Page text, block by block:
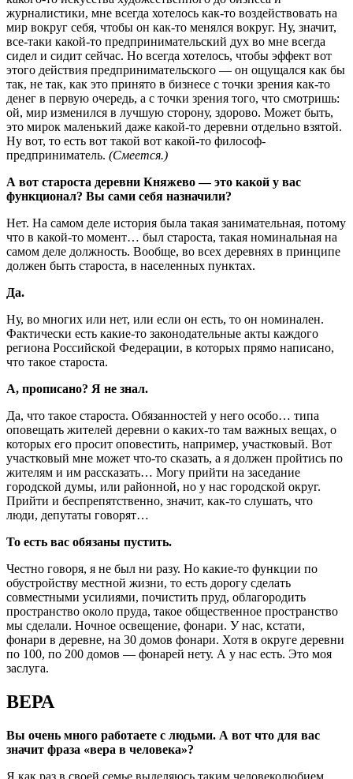
журналистики, мне всегда хотелось как-то воздействовать на
мир вокруг себя, чтобы он как-то менялся вокруг. Ну, значит,
все-таки какой-то предпринимательский дух во мне всегда
сидел и сидит сейчас. Но всегда хотелось, чтобы эффект вот
этого действия предпринимательского — он ощущался как бы
так, не так, как это принято в бизнесе с точки зрения как-то
денег в первую очередь, а с точки зрения того, что смотришь:
ой, мир изменился в лучшую сторону, здорово. Может быть,
это мирок маленький даже какой-то деревни отдельно взятой.
Ну вот, то есть вот такой вот какой-то философ-
предприниматель. (Смеется.)
А вот староста деревни Княжево — это какой у вас
функционал? Вы сами себя назначили?
Нет. На самом деле история была такая занимательная, потому
что в какой-то момент… был староста, такая номинальная на
самом деле должность. Вообще, во всех деревнях в принципе
должен быть староста, в населенных пунктах.
Да.
Ну, во многих или нет, или если он есть, то он номинален.
Фактически есть какие-то законодательные акты каждого
региона Российской Федерации, в которых прямо написано,
что такое староста.
А, прописано? Я не знал.
Да, что такое староста. Обязанностей у него особо… типа
оповещать жителей деревни о каких-то там важных вещах, о
которых его просит оповестить, например, участковый. Вот
участковый мне может что-то сказать, а я должен пройтись по
жителям и им рассказать… Могу прийти на заседание
городской думы, или районной, но у нас городской округ.
Прийти и беспрепятственно, значит, как-то слушать, что
люди, депутаты говорят…
То есть вас обязаны пустить.
Честно говоря, я не был ни разу. Но какие-то функции по
обустройству местной жизни, то есть дорогу сделать
совместными усилиями, почистить пруд, облагородить
пространство около пруда, такое общественное пространство
мы сделали. Ночное освещение, фонари. У нас, кстати,
фонари в деревне, на 30 домов фонари. Хотя в округе деревни
по 100, по 200 домов — фонарей нету. А у нас есть. Это моя
заслуга.
ВЕРА
Вы очень много работаете с людьми. А вот что для вас
значит фраза «вера в человека»?
Я как раз в своей семье выделяюсь таким человеколюбием,